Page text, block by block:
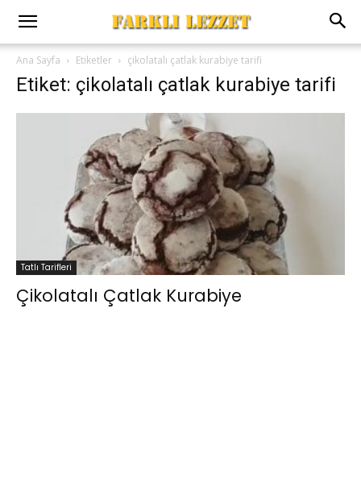
Ana Sayfa Etiketler çikolatalı çatlak kurabiye tarifi
Etiket: çikolatalı çatlak kurabiye tarifi
Tatlı Tarifleri
Çikolatalı Çatlak Kurabiye